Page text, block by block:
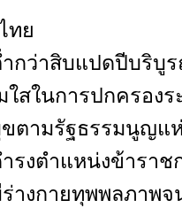
ทย
ำกว่าสิบแปดปีบริบู
ใสในการปกครอ
ขตามรัฐธรรมนูญแ
รงตำแหน่งข้าราช
างกายทุพพลภาพ